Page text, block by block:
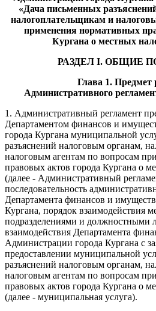
«Дача письменных
налогоплательщикам и
применения нормативных
Кургана о местных
РАЗДЕЛ I. ОБЩИЕ
Глава 1. Предмет
Административного
1. Административный регламент
Департаментом финансов и
города Кургана муниципальной
разъяснений налоговым органам,
налоговым агентам по вопросам
правовых актов города Кургана о
(далее - Административный
последовательность
Департамента финансов и
Кургана, порядок взаимодействия
подразделениями и должностными
взаимодействия Департамента
Администрации города Кургана с
предоставлении муниципальной
разъяснений налоговым органам,
налоговым агентам по вопросам
правовых актов города Кургана о
(далее - муниципальная услуга).